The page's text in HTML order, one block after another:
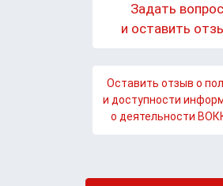
Задать вопрос
и оставить
Оставить отзыв о
и доступности
о деятельности